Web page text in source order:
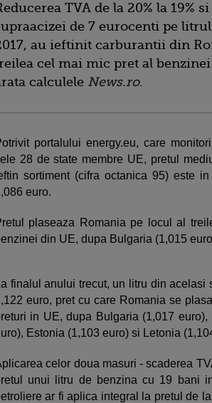
TVA de la 20% la 19%
de 7 eurocenti pe
au ieftinit carburantii din
cel mai mic pret al
calculele News.ro.
portalului energy.eu, care
28 de state membre UE, pretul
sortiment (cifra octanica 95) este
euro.
plaseaza Romania pe locul al
din UE, dupa Bulgaria (1,015
finalul anului trecut, un litru din acelasi
euro, pret cu care Romania se
in UE, dupa Bulgaria (1,017
Estonia (1,103 euro) si Letonia
celor doua masuri - scaderea
unui litru de benzina cu 19 bani
ar fi aplica integral la pretul de